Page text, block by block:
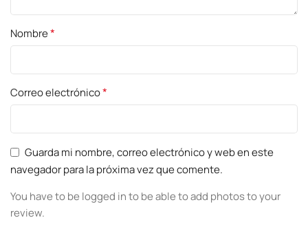
Nombre*
Correo electrónico*
Guarda mi nombre, correo electrónico y web en este
navegador para la próxima vez que comente.
You have to be logged in to be able to add photos to your
review.